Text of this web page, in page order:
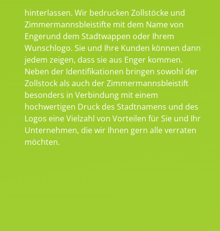
hinterlassen. Wir bedrucken Zollstöcke und
Zimmermannsbleistifte mit dem Name von
Engerund dem Stadtwappen oder Ihrem
Wunschlogo. Sie und Ihre Kunden können dann
jedem zeigen, dass sie aus Enger kommen.
Neben der Identifikationen bringen sowohl der
Zollstock als auch der Zimmermannsbleistift
besonders in Verbindung mit einem
hochwertigen Druck des Stadtnamens und des
Logos eine Vielzahl von Vorteilen für Sie und Ihr
Unternehmen, die wir Ihnen gern alle verraten
möchten.